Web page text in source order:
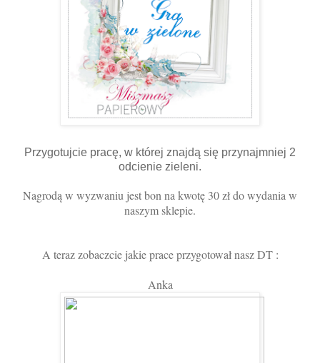
Przygotujcie pracę, w której znajdą się przynajmniej 2
odcienie zieleni.
Nagrodą w wyzwaniu jest bon na kwotę 30 zł do wydania w
naszym sklepie.
A teraz zobaczcie jakie prace przygotował nasz DT :
Anka